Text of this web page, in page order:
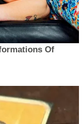
Of